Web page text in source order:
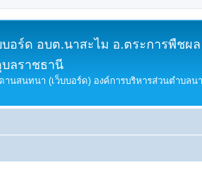
บอร์ด อบต.นาสะไม อ.ตระการพืชผล
บลราชธานี
านสนทนา (เว็บบอร์ด) องค์การบริหารส่วนตำบลน